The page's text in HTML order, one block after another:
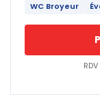
WC Broyeur